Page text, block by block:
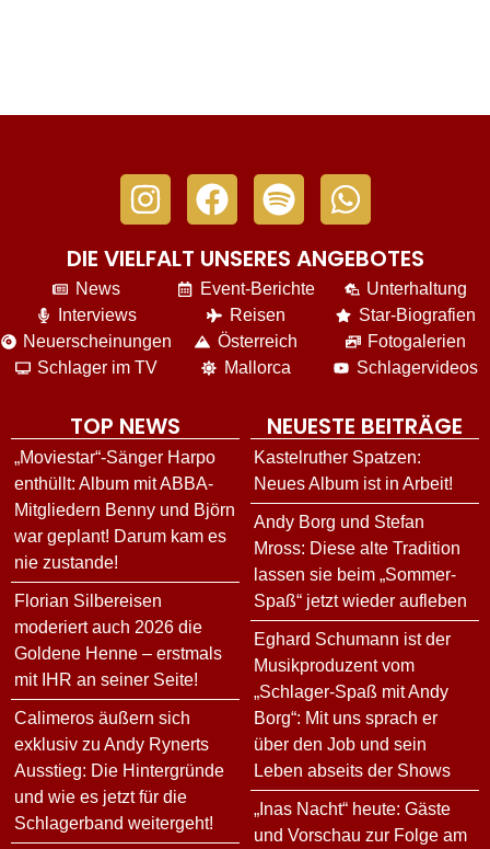
DIE VIELFALT UNSERES ANGEBOTES
News
Interviews
Neuerscheinungen
Schlager im TV
Event-Berichte
Reisen
Österreich
Mallorca
Unterhaltung
Star-Biografien
Fotogalerien
Schlagervideos
TOP NEWS
„Moviestar“-Sänger Harpo
enthüllt: Album mit ABBA-
Mitgliedern Benny und Björn
war geplant! Darum kam es
nie zustande!
Florian Silbereisen
moderiert auch 2026 die
Goldene Henne – erstmals
mit IHR an seiner Seite!
Calimeros äußern sich
exklusiv zu Andy Rynerts
Ausstieg: Die Hintergründe
und wie es jetzt für die
Schlagerband weitergeht!
NEUESTE BEITRÄGE
Kastelruther Spatzen:
Neues Album ist in Arbeit!
Andy Borg und Stefan
Mross: Diese alte Tradition
lassen sie beim „Sommer-
Spaß“ jetzt wieder aufleben
Eghard Schumann ist der
Musikproduzent vom
„Schlager-Spaß mit Andy
Borg“: Mit uns sprach er
über den Job und sein
Leben abseits der Shows
„Inas Nacht“ heute: Gäste
und Vorschau zur Folge am